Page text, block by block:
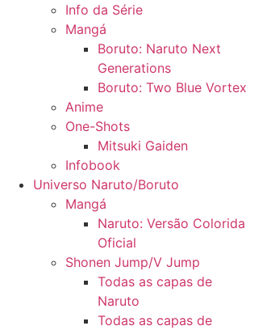
Info da Série
Mangá
Boruto: Naruto Next
Generations
Boruto: Two Blue Vortex
Anime
One-Shots
Mitsuki Gaiden
Infobook
Universo Naruto/Boruto
Mangá
Naruto: Versão Colorida
Oficial
Shonen Jump/V Jump
Todas as capas de
Naruto
Todas as capas de